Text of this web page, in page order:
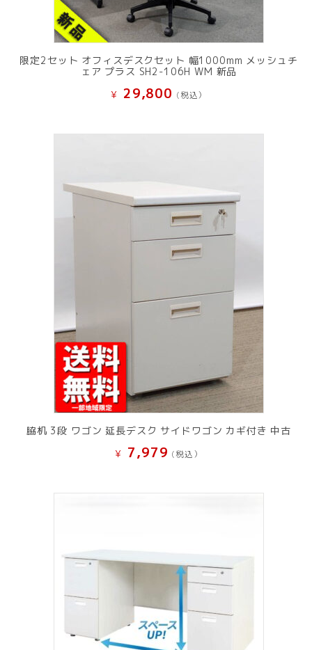
限定2セット オフィスデスクセット 幅1000mm メッシュチ
ェア プラス SH2-106H WM 新品
¥ 29,800 (税込）
脇机 3段 ワゴン 延長デスク サイドワゴン カギ付き 中古
¥ 7,979 (税込）